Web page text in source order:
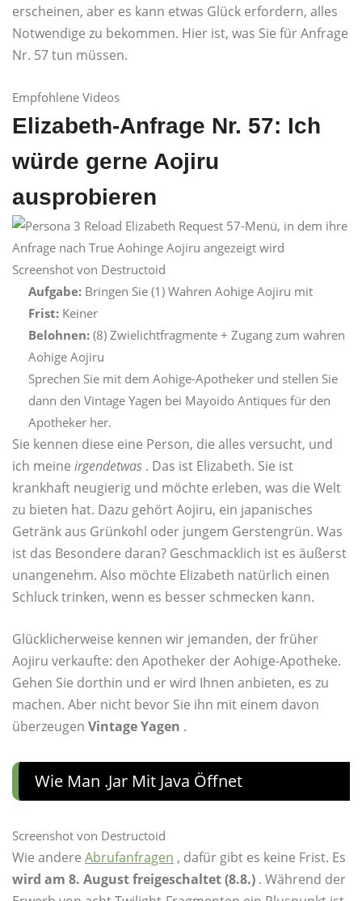
erscheinen, aber es kann etwas Glück erfordern, alles
Notwendige zu bekommen. Hier ist, was Sie für Anfrage
Nr. 57 tun müssen.
Empfohlene Videos
Elizabeth-Anfrage Nr. 57: Ich
würde gerne Aojiru
ausprobieren
Screenshot von Destructoid
Aufgabe: Bringen Sie (1) Wahren Aohige Aojiru mit
Frist: Keiner
Belohnen: (8) Zwielichtfragmente + Zugang zum wahren
Aohige Aojiru
Sprechen Sie mit dem Aohige-Apotheker und stellen Sie
dann den Vintage Yagen bei Mayoido Antiques für den
Apotheker her.
Sie kennen diese eine Person, die alles versucht, und
ich meine irgendetwas . Das ist Elizabeth. Sie ist
krankhaft neugierig und möchte erleben, was die Welt
zu bieten hat. Dazu gehört Aojiru, ein japanisches
Getränk aus Grünkohl oder jungem Gerstengrün. Was
ist das Besondere daran? Geschmacklich ist es äußerst
unangenehm. Also möchte Elizabeth natürlich einen
Schluck trinken, wenn es besser schmecken kann.
Glücklicherweise kennen wir jemanden, der früher
Aojiru verkaufte: den Apotheker der Aohige-Apotheke.
Gehen Sie dorthin und er wird Ihnen anbieten, es zu
machen. Aber nicht bevor Sie ihn mit einem davon
überzeugen Vintage Yagen .
Wie Man .jar Mit Java Öffnet
Screenshot von Destructoid
Wie andere Abrufanfragen , dafür gibt es keine Frist. Es
wird am 8. August freigeschaltet (8.8.) . Während der